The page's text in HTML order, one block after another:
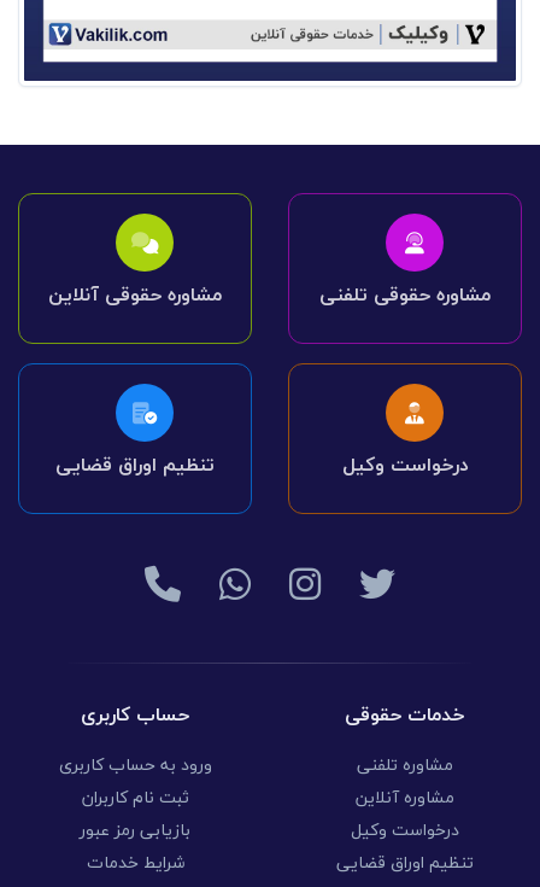
مشاوره حقوقی تلفنی مشاوره حقوقی آنلاین
درخواست وکیل تنظیم اوراق قضایی
خدمات حقوقی
مشاوره تلفنی
مشاوره آنلاین
درخواست وکیل
تنظیم اوراق قضایی
حساب کاربری
ورود به حساب کاربری
ثبت نام کاربران
بازیابی رمز عبور
شرایط خدمات